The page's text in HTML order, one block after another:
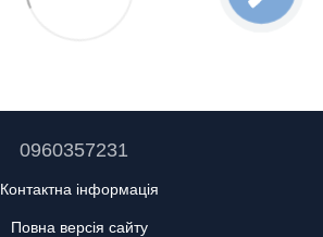
0960357231
Контактна інформація
Повна версія сайту